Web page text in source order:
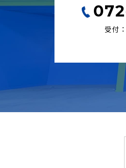
受付